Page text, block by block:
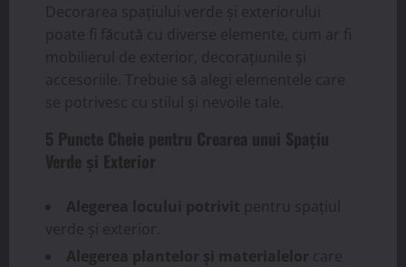
Decorarea spațiului verde și exteriorului
poate fi făcută cu diverse elemente, cum ar fi
mobilierul de exterior, decorațiunile și
accesoriile. Trebuie să alegi elementele care
se potrivesc cu stilul și nevoile tale.
5 Puncte Cheie pentru Crearea unui Spațiu
Verde și Exterior
Alegerea locului potrivit pentru spațiul
verde și exterior.
Alegerea plantelor și materialelor care